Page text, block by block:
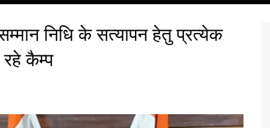
निधि के सत्यापन हेतु प्रत्येक
कैम्प